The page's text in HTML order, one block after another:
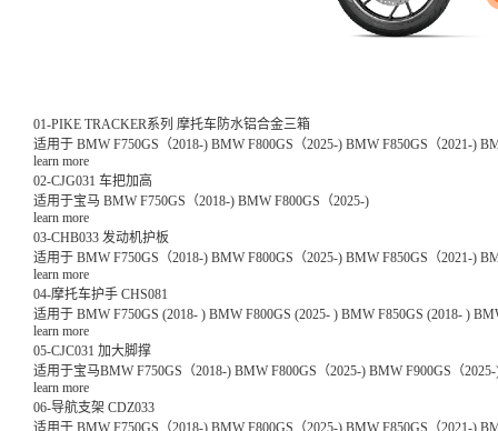
01-PIKE TRACKER系列 摩托车防水铝合金三箱
learn more
02-CJG031 车把加高
适用于宝马 BMW F750GS（2018-) BMW F800GS（2025-)
learn more
03-CHB033 发动机护板
learn more
04-摩托车护手 CHS081
learn more
05-CJC031 加大脚撑
适用于宝马BMW F750GS（2018-) BMW F800GS（2025-) BMW F900GS（
learn more
06-导航支架 CDZ033